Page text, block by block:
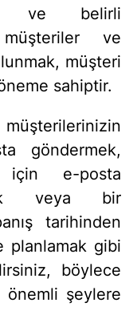
ve belirli
ve
müşteri
sahiptir.
göndermek,
için e-posta
veya bir
tarihinden
planlamak gibi
böylece
şeylere